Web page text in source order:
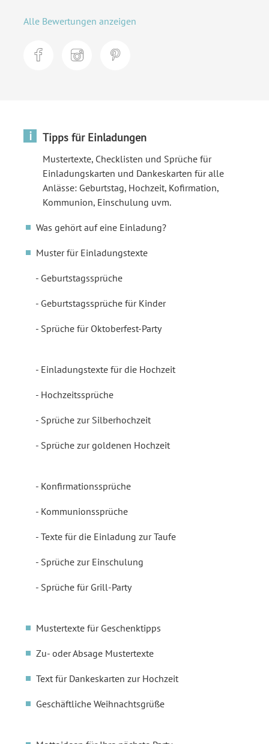
Alle Bewertungen anzeigen
i Tipps für Einladungen
Mustertexte, Checklisten und Sprüche für
Einladungskarten und Dankeskarten für alle
Anlässe: Geburtstag, Hochzeit, Kofirmation,
Kommunion, Einschulung uvm.
Was gehört auf eine Einladung?
Muster für Einladungstexte
Geburtstagssprüche
Geburtstagssprüche für Kinder
Sprüche für Oktoberfest-Party
Einladungstexte für die Hochzeit
Hochzeitssprüche
Sprüche zur Silberhochzeit
Sprüche zur goldenen Hochzeit
Konfirmationssprüche
Kommunionssprüche
Texte für die Einladung zur Taufe
Sprüche zur Einschulung
Sprüche für Grill-Party
Mustertexte für Geschenktipps
Zu- oder Absage Mustertexte
Text für Dankeskarten zur Hochzeit
Geschäftliche Weihnachtsgrüße